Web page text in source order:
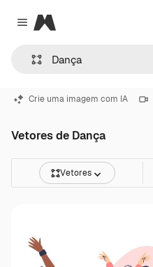
Close menu
Magnific
Crie uma imagem com IA
Vetores de Dança
Vetores